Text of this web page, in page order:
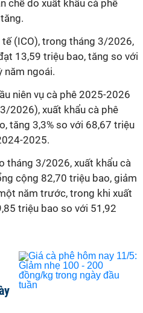
chế do xuất khẩu cà phê
(ICO), trong tháng 3/2026,
13,59 triệu bao, tăng so với
năm ngoái.
niên vụ cà phê 2025-2026
2026), xuất khẩu cà phê
tăng 3,3% so với 68,67 triệu
2025.
tháng 3/2026, xuất khẩu cà
cộng 82,70 triệu bao, giảm
năm trước, trong khi xuất
triệu bao so với 51,92